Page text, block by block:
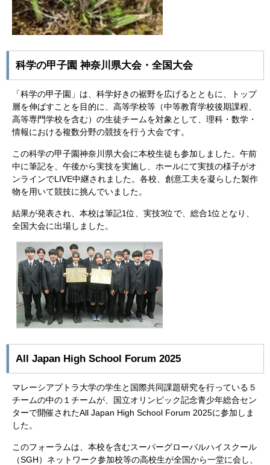
科学の甲子園 神奈川県大会・全国大会
「科学の甲子園」は、科学好きの裾野を広げるとともに、トップ
層を伸ばすことを目的に、高等学校等（中等教育学校後期課程、
高等専門学校を含む）の生徒チームを対象として、理科・数学・
情報における複数分野の競技を行う大会です。
この科学の甲子園神奈川県大会に本校生徒も参加しました。午前
中に筆記を、午後から実技を実施し、ホールにて実技の様子がオ
ンラインでLIVE中継されました。各校、創意工夫を凝らした製作
物を用いて競技に挑んでいました。
結果が発表され、本校は筆記1位、実技3位で、総合1位となり、
全国大会に出場しました。
All Japan High School Forum 2025
マレーシアプトラ大学の学生と国際共同課題研究を行っている５
チームの中の１チームが、国立オリンピック記念青少年総合セン
ターで開催されたAll Japan High School Forum 2025に参加しま
した。
このフォーラムは、本校を含むスーパーグローバルハイスクール
（SGH）ネットワーク参加校等の高校生が全国から一堂に会し、